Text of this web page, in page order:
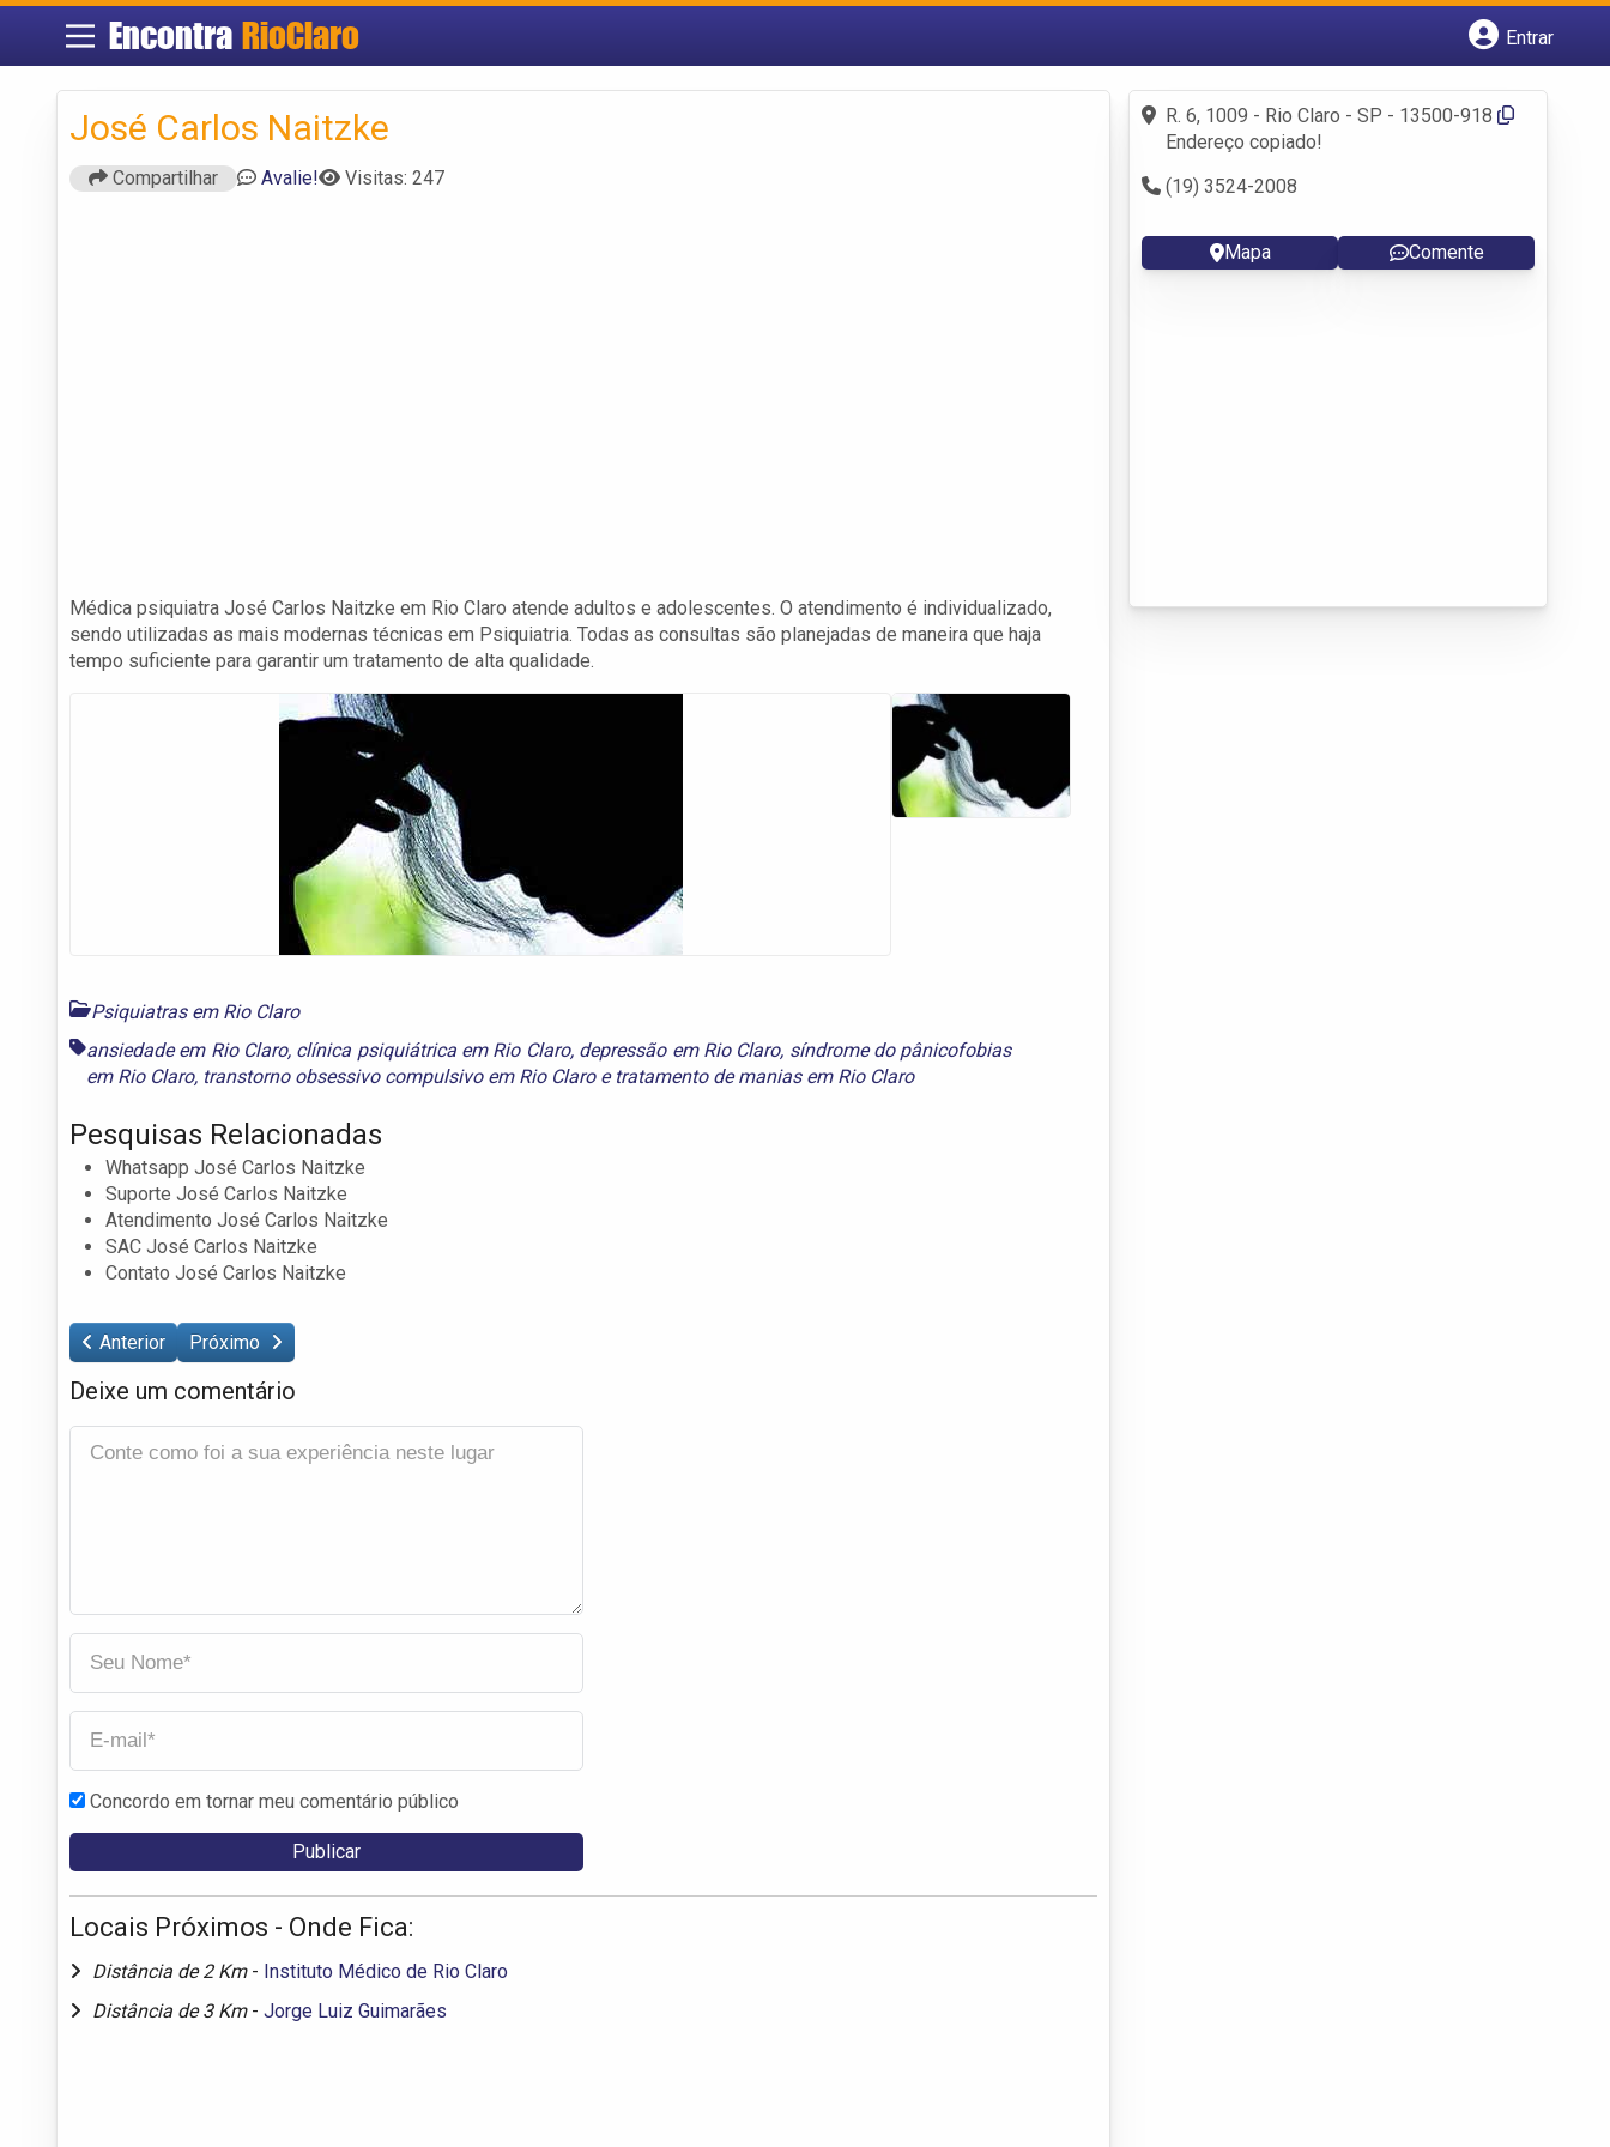
Encontra RioClaro
Entrar
Fazer login
Criar conta
José Carlos Naitzke
Compartilhar Avalie! Visitas: 247
Médica psiquiatra José Carlos Naitzke em Rio Claro atende adultos e adolescentes. O atendimento é individualizado,
sendo utilizadas as mais modernas técnicas em Psiquiatria. Todas as consultas são planejadas de maneira que haja
tempo suficiente para garantir um tratamento de alta qualidade.
Psiquiatras em Rio Claro
ansiedade em Rio Claro, clínica psiquiátrica em Rio Claro, depressão em Rio Claro, síndrome do pânicofobias
em Rio Claro, transtorno obsessivo compulsivo em Rio Claroe tratamento de manias em Rio Claro
Pesquisas Relacionadas
Whatsapp José Carlos Naitzke
Suporte José Carlos Naitzke
Atendimento José Carlos Naitzke
SAC José Carlos Naitzke
Contato José Carlos Naitzke
Anterior Próximo
Deixe um comentário
Concordo em tornar meu comentário público
Locais Próximos - Onde Fica:
Distância de 2 Km - Instituto Médico de Rio Claro
Distância de 3 Km - Jorge Luiz Guimarães
R. 6, 1009 - Rio Claro - SP - 13500-918
Endereço copiado!
(19) 3524-2008
Mapa Comente